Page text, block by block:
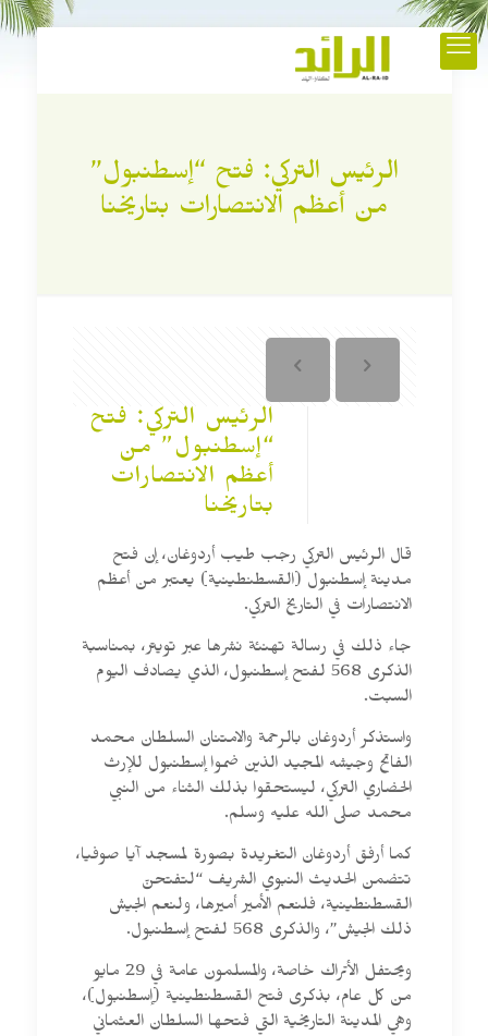
الرئيس التركي: فتح “إسطنبول”
من أعظم الانتصارات بتاريخنا
الرئيس التركي: فتح
“إسطنبول” من
أعظم الانتصارات
بتاريخنا
قال الرئيس التركي رجب طيب أردوغان، إن فتح
مدينة إسطنبول (القسطنطينية) يعتبر من أعظم
الانتصارات في التاريخ التركي.
جاء ذلك في رسالة تهنئة نشرها عبر تويتر، بمناسبة
الذكرى 568 لفتح إسطنبول، الذي يصادف اليوم
السبت.
واستذكر أردوغان بالرحمة والامتنان السلطان محمد
الفاتح وجيشه المجيد الذين ضموا إسطنبول للإرث
الحضاري التركي، ليستحقوا بذلك الثناء من النبي
محمد صلى الله عليه وسلم.
كما أرفق أردوغان التغريدة بصورة لمسجد آيا صوفيا،
تتضمن الحديث النبوي الشريف “لتفتحنّ
القسطنطينية، فلنعم الأمير أميرها، ولنعم الجيش
ذلك الجيش”، والذكرى 568 لفتح إسطنبول.
ويحتفل الأتراك خاصة، والمسلمون عامة في 29 مايو
من كل عام، بذكرى فتح القسطنطينية (إسطنبول)،
وهي المدينة التاريخية التي فتحها السلطان العثماني